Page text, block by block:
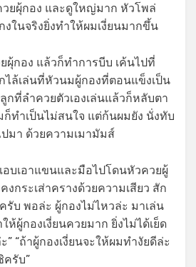
ยผุ้กอง และดูใหญ่มาก หัวโพล่
งในจริงยิ่งทำให้ผมเงี่ยนมากขึ้น
ผุ้กอง แล้วก็ทำการบีบ เค้นไปที่
ไล้เล่นที่หัวนมผู้กองที่ตอนแข็งเป็น
กที่ลำควยตัวเองเล่นแล้วก็หลับตา
ทำเป็นไม่สนใจ แต่ก้นผมยัง นั่งทับ
มา ด้วยความเมามัมส์
บเอาแขนและมือไปโดนหัวควยผู้
งกระเส่าครางด้วยความเสียว สัก
รับ พอล่ะ ผู้กองไม่ไหวล่ะ มาเล่น
ห้ผู้กองเงี่ยนควยมาก ยิ่งไม่ได้เย็ด
“ถ้าผู้กองเงี่ยนจะให้ผมทำงัยดีล่ะ
ครับ”